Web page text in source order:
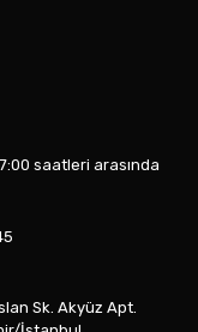
saatleri arasında
Sk. Akyüz Apt.